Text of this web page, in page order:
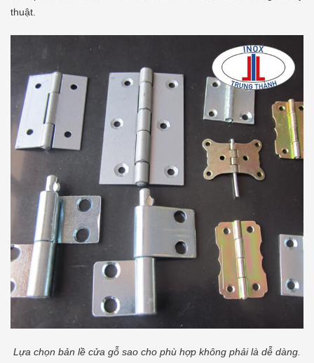
thuật.
Lựa chọn bản lề cửa gỗ sao cho phù hợp không phải là dễ dàng.